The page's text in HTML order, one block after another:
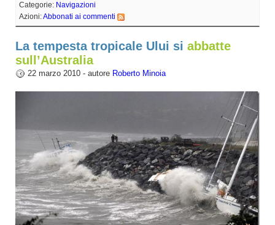
Categorie: Navigazioni
Azioni:Abbonati ai commenti
La tempesta tropicale Ului si abbatte
sull’Australia
22 marzo 2010 - autore Roberto Minoia